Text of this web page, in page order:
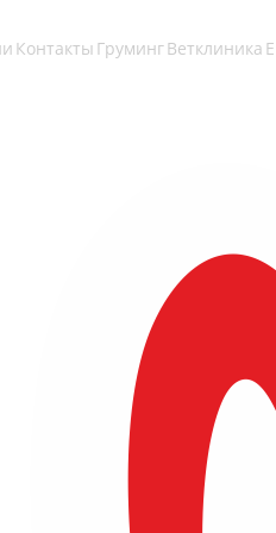
Контакты ГрумингВетклиника